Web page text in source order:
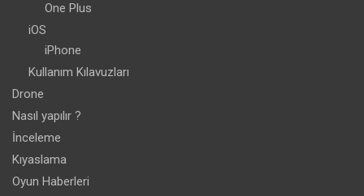
One Plus
iOS
iPhone
Kullanım Kılavuzları
Drone
Nasıl yapılır ?
İnceleme
Kıyaslama
Oyun Haberleri